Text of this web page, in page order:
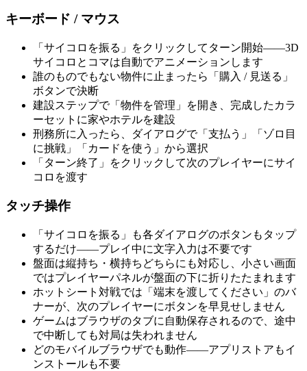
キーボード / マウス
「サイコロを振る」をクリックしてターン開始——3D
サイコロとコマは自動でアニメーションします
誰のものでもない物件に止まったら「購入 / 見送る」
ボタンで決断
建設ステップで「物件を管理」を開き、完成したカラ
ーセットに家やホテルを建設
刑務所に入ったら、ダイアログで「支払う」「ゾロ目
に挑戦」「カードを使う」から選択
「ターン終了」をクリックして次のプレイヤーにサイ
コロを渡す
タッチ操作
「サイコロを振る」も各ダイアログのボタンもタップ
するだけ——プレイ中に文字入力は不要です
盤面は縦持ち・横持ちどちらにも対応し、小さい画面
ではプレイヤーパネルが盤面の下に折りたたまれます
ホットシート対戦では「端末を渡してください」のバ
ナーが、次のプレイヤーにボタンを早見せしません
ゲームはブラウザのタブに自動保存されるので、途中
で中断しても対局は失われません
どのモバイルブラウザでも動作——アプリストアもイ
ンストールも不要